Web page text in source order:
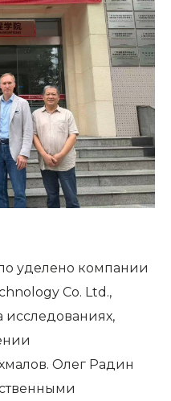
уделено компании
Co. Ltd.,
Олег Радин